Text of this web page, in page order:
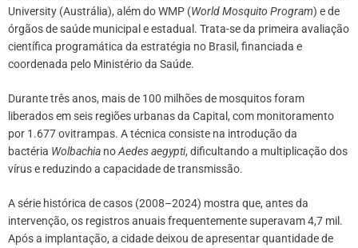
University (Austrália), além do WMP (World Mosquito Program) e de
órgãos de saúde municipal e estadual. Trata-se da primeira avaliação
científica programática da estratégia no Brasil, financiada e
coordenada pelo Ministério da Saúde.
Durante três anos, mais de 100 milhões de mosquitos foram
liberados em seis regiões urbanas da Capital, com monitoramento
por 1.677 ovitrampas. A técnica consiste na introdução da
bactéria Wolbachia noAedes aegypti, dificultando a multiplicação dos
vírus e reduzindo a capacidade de transmissão.
A série histórica de casos (2008–2024) mostra que, antes da
intervenção, os registros anuais frequentemente superavam 4,7 mil.
Após a implantação, a cidade deixou de apresentar quantidade de